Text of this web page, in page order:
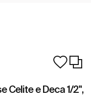
Celite e Deca 1/2",